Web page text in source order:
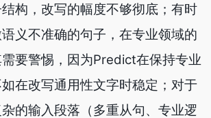
构，改写的幅度不够彻底；有时
义不准确的句子，在专业领域的
要警惕，因为Predict在保持专业
在改写通用性文字时稳定；对于
的输入段落（多重从句、专业逻